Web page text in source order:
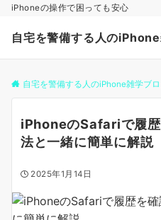
iPhoneの操作で困っても安心
自宅を警備する人の
自宅を警備する人のiPhone雑学ブ
iPhoneのSafariで履歴
法と一緒に簡単に解説
2025年1月14日